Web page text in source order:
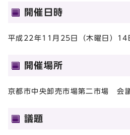
開催日時
平成22年11月25日（木曜日）
開催場所
京都市中央卸売市場第二市場 会
議題